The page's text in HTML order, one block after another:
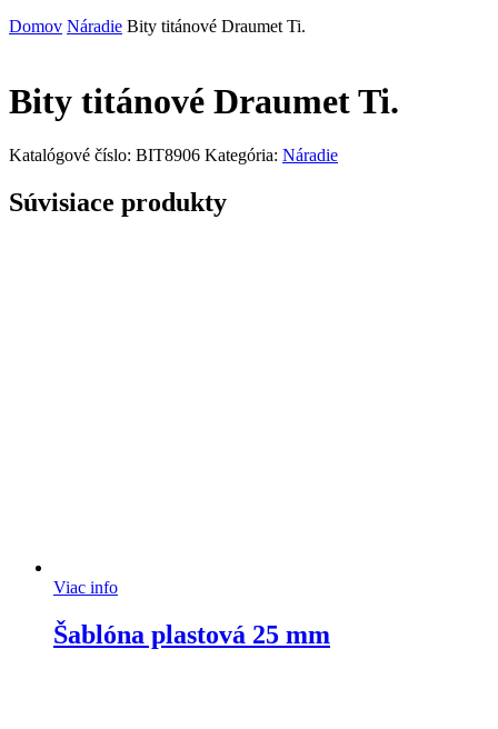
Domov Náradie Bity titánové Draumet Ti.
Bity titánové Draumet Ti.
Katalógové číslo: BIT8906 Kategória: Náradie
Súvisiace produkty
Viac info
Šablóna plastová 25 mm